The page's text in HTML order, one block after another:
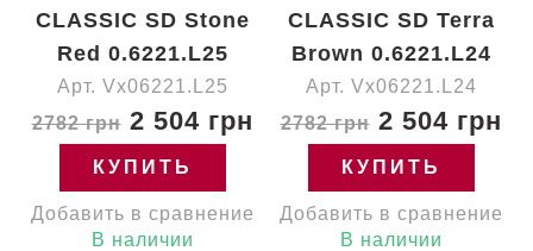
CLASSIC SD Stone
Red 0.6221.L25
Арт. Vx06221.L25
2782 грн2 504 грн
КУПИТЬ
Добавить в сравнение
В наличии
CLASSIC SD Terra
Brown 0.6221.L24
Арт. Vx06221.L24
2782 грн2 504 грн
КУПИТЬ
Добавить в сравнение
В наличии